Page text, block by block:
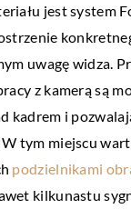
jest system
uwagę widza.
z kamerą są
kadrem i
tym miejscu
podzielnikami
kilkunastu